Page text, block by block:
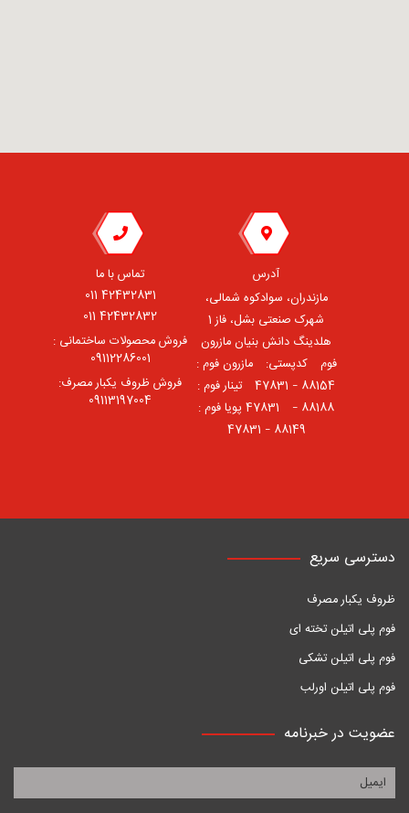
آدرس
مازندران، سوادکوه شمالی،
شهرک صنعتی بشل، فاز 1
هلدینگ دانش بنیان مازرون
فوم ⠀کدپستی: ⠀مازرون فوم :
88154 – 47831 ⠀تینار فوم :
88188 – 47831⠀ پویا فوم :
88149 – 47831
تماس با ما
42432831 011
42432832 011
فروش محصولات ساختمانی :
09112286001
فروش ظروف یکبار مصرف:
09113197004
دسترسی سریع
ظروف یکبار مصرف
فوم پلی اتیلن تخته ای
فوم پلی اتیلن تشکی
فوم پلی اتیلن اورلب
عضویت در خبرنامه